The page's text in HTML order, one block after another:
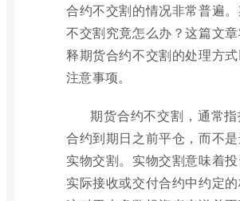
合约不交割的情况非常普遍
不交割究竟怎么办？这篇文
释期货合约不交割的处理方
注意事项。
期货合约不交割，通常
合约到期日之前平仓，而不
实物交割。实物交割意味着
实际接收或交付合约中约定的